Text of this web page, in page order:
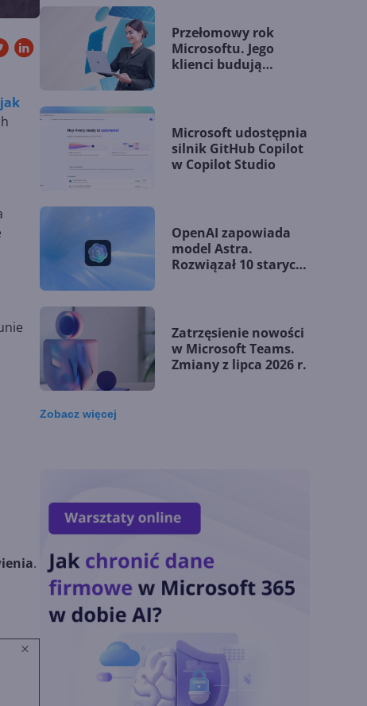
.
Przełomowy rok
Microsoftu. Jego
klienci budują
Microsoft udostępnia
silnik GitHub Copilot
w Copilot Studio
OpenAI zapowiada
model Astra.
Rozwiązał 10 starych
Zatrzęsienie nowości
w Microsoft Teams.
Zmiany z lipca 2026 r.
OpenAI tnie ceny
modeli GPT-5.6.
Odpowiedź na presję
Chin
chmury. Microsoft
ogłasza znakomite
wyniki i
superaplikację
Zobaczwięcej